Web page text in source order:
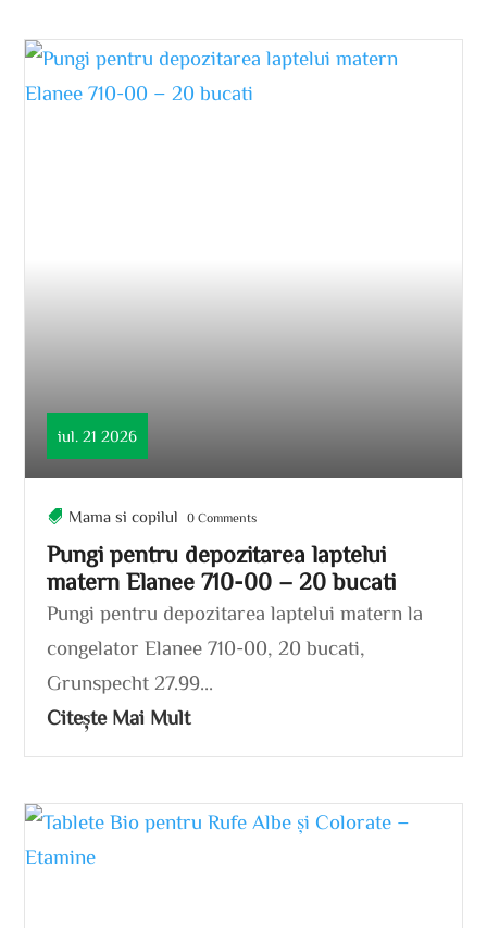
Pungi pentru depozitarea laptelui
matern Elanee 710-00 – 20 bucati
iul. 21 2026
Mama si copilul 0 Comments
Pungi pentru depozitarea laptelui matern la
congelator Elanee 710-00, 20 bucati,
Grunspecht 27.99...
Citește Mai Mult